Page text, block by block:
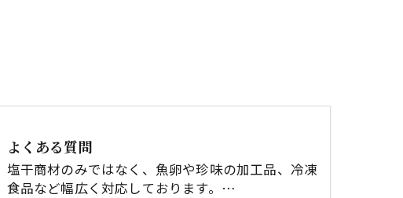
よくある質問
塩干商材のみではなく、魚卵や珍味の加工品、冷凍
食品など幅広く対応しております。…